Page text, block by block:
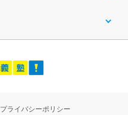
プライバシーポリシー